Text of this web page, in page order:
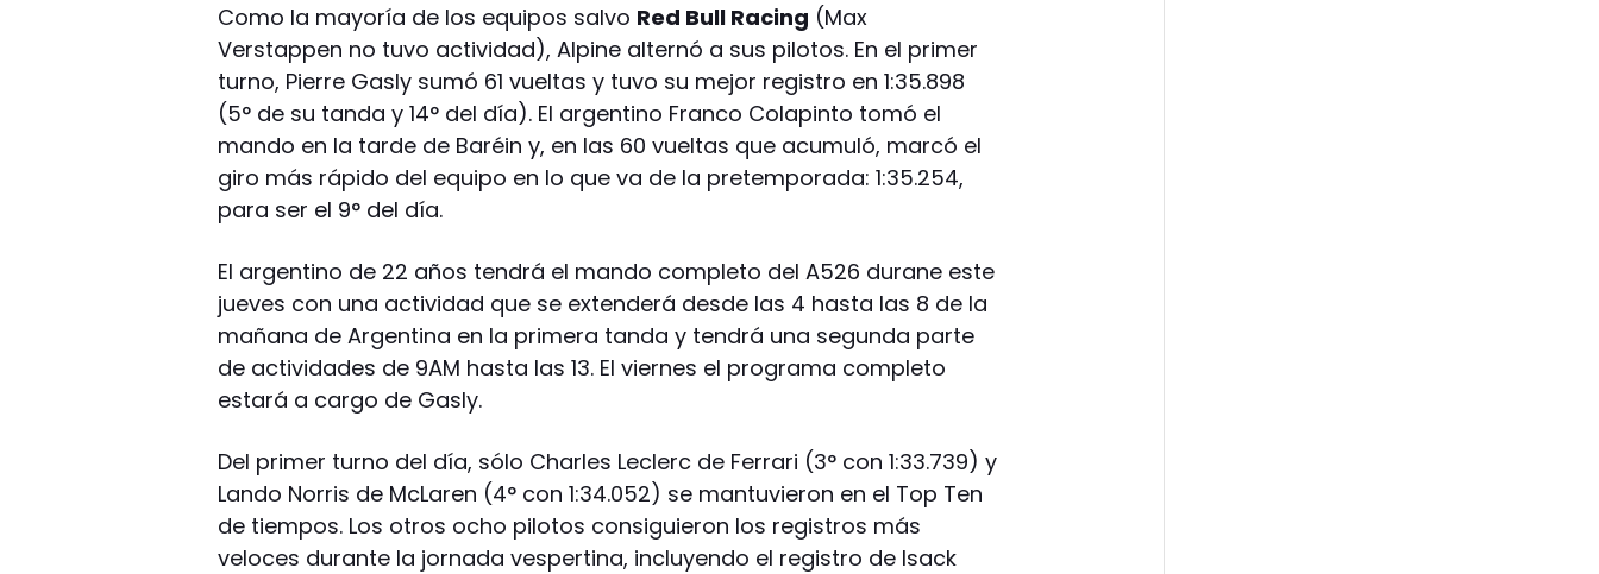
Como la mayoría de los equipos salvo Red Bull Racing (Max
Verstappen no tuvo actividad), Alpine alternó a sus pilotos. En el primer
turno, Pierre Gasly sumó 61 vueltas y tuvo su mejor registro en 1:35.898
(5° de su tanda y 14° del día). El argentino Franco Colapinto tomó el
mando en la tarde de Baréin y, en las 60 vueltas que acumuló, marcó el
giro más rápido del equipo en lo que va de la pretemporada: 1:35.254,
para ser el 9° del día.
El argentino de 22 años tendrá el mando completo del A526 durane este
jueves con una actividad que se extenderá desde las 4 hasta las 8 de la
mañana de Argentina en la primera tanda y tendrá una segunda parte
de actividades de 9AM hasta las 13. El viernes el programa completo
estará a cargo de Gasly.
Del primer turno del día, sólo Charles Leclerc de Ferrari (3° con 1:33.739) y
Lando Norris de McLaren (4° con 1:34.052) se mantuvieron en el Top Ten
de tiempos. Los otros ocho pilotos consiguieron los registros más
veloces durante la jornada vespertina, incluyendo el registro de Isack